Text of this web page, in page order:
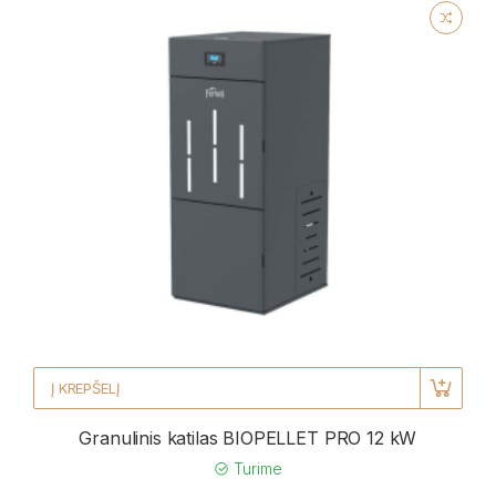
Į KREPŠELĮ
Granulinis katilas BIOPELLET PRO 12 kW
Turime